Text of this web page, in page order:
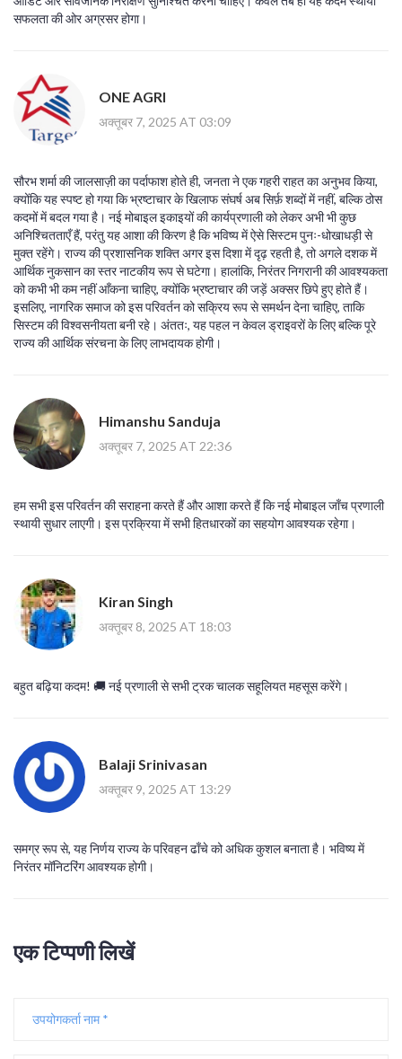
सफलता की ओर अग्रसर होगा।
ONE AGRI
अक्तूबर 7, 2025 AT 03:09
सौरभ शर्मा की जालसाज़ी का पर्दाफाश होते ही, जनता ने एक गहरी राहत का अनुभव किया,
क्योंकि यह स्पष्ट हो गया कि भ्रष्टाचार के खिलाफ संघर्ष अब सिर्फ़ शब्दों में नहीं, बल्कि ठोस
कदमों में बदल गया है। नई मोबाइल इकाइयों की कार्यप्रणाली को लेकर अभी भी कुछ
अनिश्चितताएँ हैं, परंतु यह आशा की किरण है कि भविष्य में ऐसे सिस्टम पुनः-धोखाधड़ी से
मुक्त रहेंगे। राज्य की प्रशासनिक शक्ति अगर इस दिशा में दृढ़ रहती है, तो अगले दशक में
आर्थिक नुकसान का स्तर नाटकीय रूप से घटेगा। हालांकि, निरंतर निगरानी की आवश्यकता
को कभी भी कम नहीं आँकना चाहिए, क्योंकि भ्रष्टाचार की जड़ें अक्सर छिपे हुए होते हैं।
इसलिए, नागरिक समाज को इस परिवर्तन को सक्रिय रूप से समर्थन देना चाहिए, ताकि
सिस्टम की विश्वसनीयता बनी रहे। अंततः, यह पहल न केवल ड्राइवरों के लिए बल्कि पूरे
राज्य की आर्थिक संरचना के लिए लाभदायक होगी।
Himanshu Sanduja
अक्तूबर 7, 2025 AT 22:36
हम सभी इस परिवर्तन की सराहना करते हैं और आशा करते हैं कि नई मोबाइल जाँच प्रणाली
स्थायी सुधार लाएगी। इस प्रक्रिया में सभी हितधारकों का सहयोग आवश्यक रहेगा।
Kiran Singh
अक्तूबर 8, 2025 AT 18:03
बहुत बढ़िया कदम! 🚚 नई प्रणाली से सभी ट्रक चालक सहूलियत महसूस करेंगे।
Balaji Srinivasan
अक्तूबर 9, 2025 AT 13:29
समग्र रूप से, यह निर्णय राज्य के परिवहन ढाँचे को अधिक कुशल बनाता है। भविष्य में
निरंतर मॉनिटरिंग आवश्यक होगी।
एक टिप्पणी लिखें